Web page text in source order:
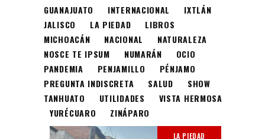
GUANAJUATO
INTERNACIONAL
IXTLÁN
JALISCO
LA PIEDAD
LIBROS
MICHOACÁN
NACIONAL
NATURALEZA
NOSCE TE IPSUM
NUMARÁN
OCIO
PANDEMIA
PENJAMILLO
PÉNJAMO
PREGUNTA INDISCRETA
SALUD
SHOW
TANHUATO
UTILIDADES
VISTA HERMOSA
YURÉCUARO
ZINÁPARO
LA PIEDAD